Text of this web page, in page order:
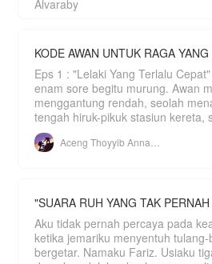
KODE AWAN UNTUK RAGA
Eps 1 : "Lelaki Yang Terlalu Cepat" Langit Jakarta pukul
enam sore begitu murung. Awan
menggantung rendah, seolah
tengah hiruk-pikuk stasiun kereta,
"SUARA RUH YANG TAK
Aku tidak pernah percaya pada
ketika jemariku menyentuh
bergetar. Namaku Fariz. Usiaku tiga puluh lima tahun,